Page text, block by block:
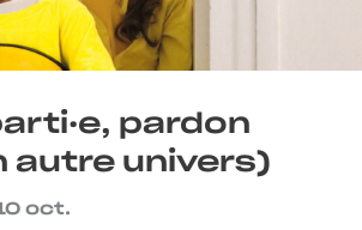
pardon
autre univers)
oct.